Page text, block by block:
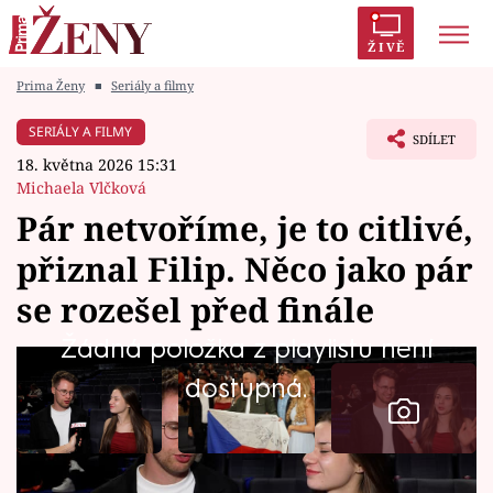
ŽIVĚ
Módní alarm
Témata
Celebrity
Vztahy
Seriály
Prima Ženy ■ Seriály a filmy
SERIÁLY A FILMY
18. května 2026 15:31
Michaela Vlčková
SDÍLET
Pár netvoříme, je to citlivé,
přiznal Filip. Něco jako pár
se rozešel před finále
Žádná položka z playlistu není
dostupná.